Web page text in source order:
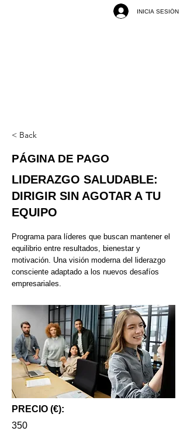
INICIA SESIÓN
< Back
PÁGINA DE PAGO
LIDERAZGO SALUDABLE:
DIRIGIR SIN AGOTAR A TU
EQUIPO
Programa para líderes que buscan mantener el
equilibrio entre resultados, bienestar y
motivación. Una visión moderna del liderazgo
consciente adaptado a los nuevos desafíos
empresariales.
PRECIO (€):
350